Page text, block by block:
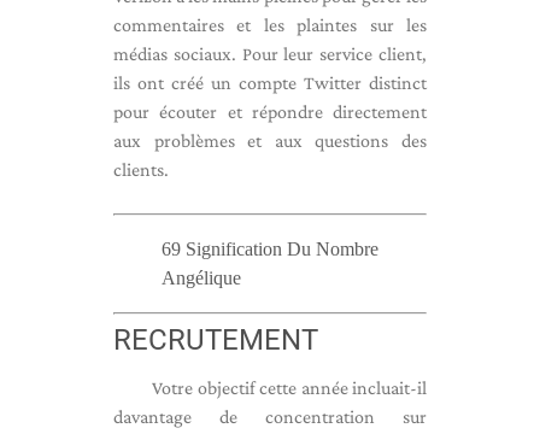
commentaires et les plaintes sur les
médias sociaux. Pour leur service client,
ils ont créé un compte Twitter distinct
pour écouter et répondre directement
aux problèmes et aux questions des
clients.
69 Signification Du Nombre
Angélique
RECRUTEMENT
Votre objectif cette année incluait-il
davantage de concentration sur